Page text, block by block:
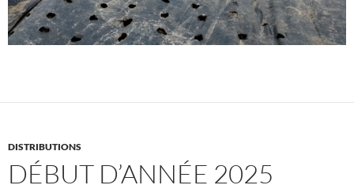
DISTRIBUTIONS
DÉBUT D’ANNÉE 2025